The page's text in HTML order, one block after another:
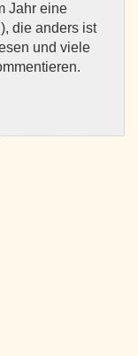
Jahr eine
die anders ist
und viele